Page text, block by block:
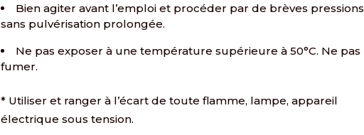
Bien agiter avant l’emploi et procéder par de brèves pressions
sans pulvérisation prolongée.
Ne pas exposer à une température supérieure à 50°C. Ne pas
fumer.
* Utiliser et ranger à l’écart de toute flamme, lampe, appareil
électrique sous tension.